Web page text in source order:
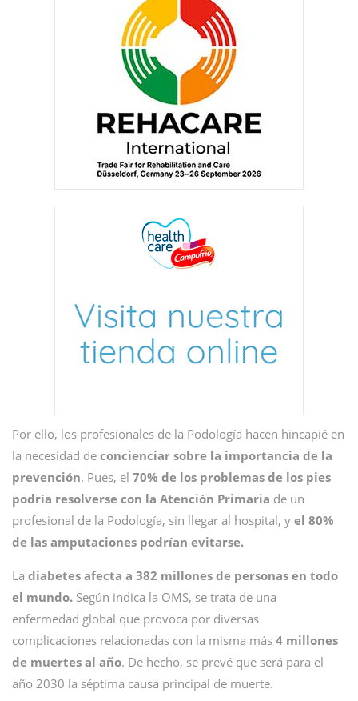
Por ello, los profesionales de la Podología hacen hincapié en
la necesidad de concienciar sobre la importancia de la
prevención. Pues, el 70% de los problemas de los pies
podría resolverse con la Atención Primaria de un
profesional de la Podología, sin llegar al hospital, y el 80%
de las amputaciones podrían evitarse.
La diabetes afecta a 382 millones de personas en todo
el mundo. Según indica la OMS, se trata de una
enfermedad global que provoca por diversas
complicaciones relacionadas con la misma más 4 millones
de muertes al año. De hecho, se prevé que será para el
año 2030 la séptima causa principal de muerte.